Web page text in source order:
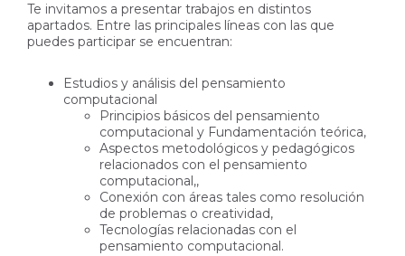
Te invitamos a presentar trabajos en distintos
apartados. Entre las principales líneas con las que
puedes participar se encuentran:
Estudios y análisis del pensamiento
computacional
Principios básicos del pensamiento
computacional y Fundamentación teórica,
Aspectos metodológicos y pedagógicos
relacionados con el pensamiento
computacional,,
Conexión con áreas tales como resolución
de problemas o creatividad,
Tecnologías relacionadas con el
pensamiento computacional.